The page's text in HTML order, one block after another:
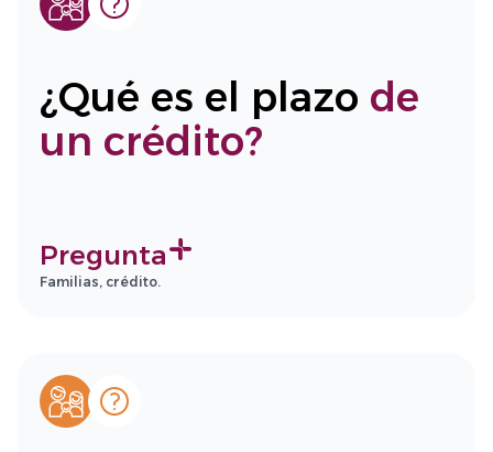
¿Qué es el plazo de
un crédito?
Pregunta
Familias, crédito.